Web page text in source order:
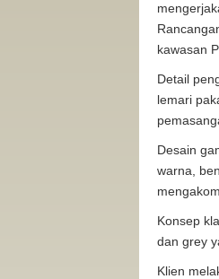
kawasan
Detail
lemari
Desain
warna,
Konsep
dan grey
Klien